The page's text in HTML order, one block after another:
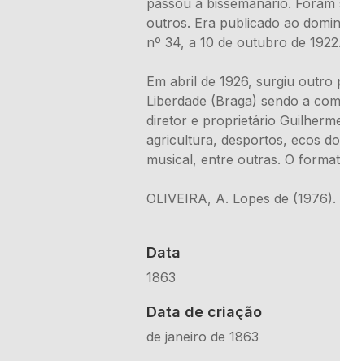
outros. Era publicado ao
nº 34, a 10 de outubro de 1922.
Em abril de 1926, surgiu outro
Liberdade (Braga) sendo a
diretor e proprietário
agricultura, desportos, ecos
musical, entre outras. O
OLIVEIRA, A. Lopes de (1976).
Data
1863
Data de criação
de janeiro de 1863